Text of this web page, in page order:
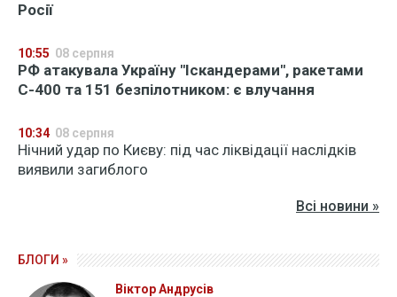
Росії
10:55 08 серпня
РФ атакувала Україну "Іскандерами", ракетами
С-400 та 151 безпілотником: є влучання
10:34 08 серпня
Нічний удар по Києву: під час ліквідації наслідків
виявили загиблого
Всі новини »
БЛОГИ »
Віктор Андрусів